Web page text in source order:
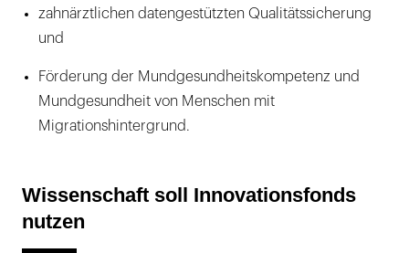
zahnärztlichen datengestützten Qualitätssicherung
und
Förderung der Mundgesundheitskompetenz und
Mundgesundheit von Menschen mit
Migrationshintergrund.
Wissenschaft soll Innovationsfonds
nutzen